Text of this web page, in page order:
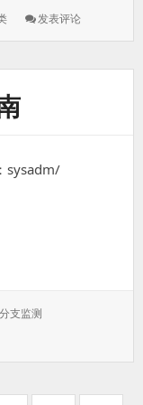
发表评论: 京
无
sysadm/
支监测